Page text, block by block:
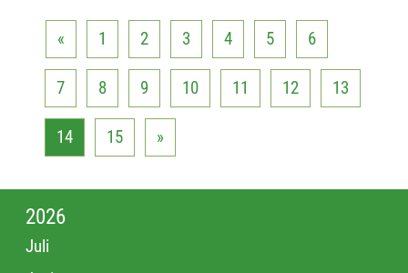
« 1 2 3 4 5 6
7 8 9 10 11 12 13
14 15 »
2026
Juli